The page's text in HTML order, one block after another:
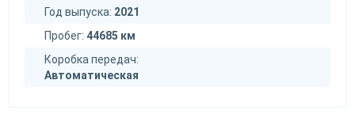
Год выпуска: 2021
Пробег: 44685 км
Коробка передач:
Автоматическая